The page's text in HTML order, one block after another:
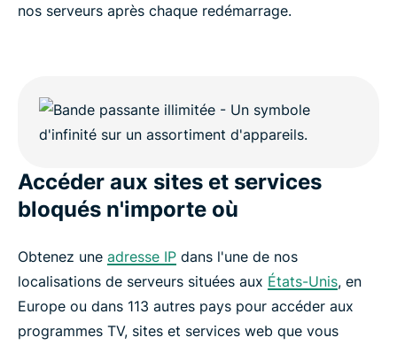
nos serveurs après chaque redémarrage.
Accéder aux sites et services
bloqués n'importe où
Obtenez une adresse IP dans l'une de nos
localisations de serveurs situées aux États-Unis, en
Europe ou dans 113 autres pays pour accéder aux
programmes TV, sites et services web que vous